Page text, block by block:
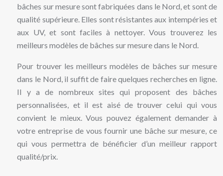
bâches sur mesure sont fabriquées dans le Nord, et sont de
qualité supérieure. Elles sont résistantes aux intempéries et
aux UV, et sont faciles à nettoyer. Vous trouverez les
meilleurs modèles de bâches sur mesure dans le Nord.
Pour trouver les meilleurs modèles de bâches sur mesure
dans le Nord, il suffit de faire quelques recherches en ligne.
Il y a de nombreux sites qui proposent des bâches
personnalisées, et il est aisé de trouver celui qui vous
convient le mieux. Vous pouvez également demander à
votre entreprise de vous fournir une bâche sur mesure, ce
qui vous permettra de bénéficier d’un meilleur rapport
qualité/prix.